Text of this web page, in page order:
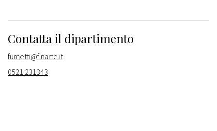
Contatta il dipartimento
fumetti@finarte.it
0521 231343